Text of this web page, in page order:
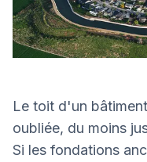
Le toit d'un
oubliée, du moins
Si les fondations